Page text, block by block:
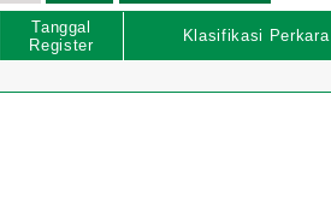
Tanggal
Register
Klasifikasi Perkara